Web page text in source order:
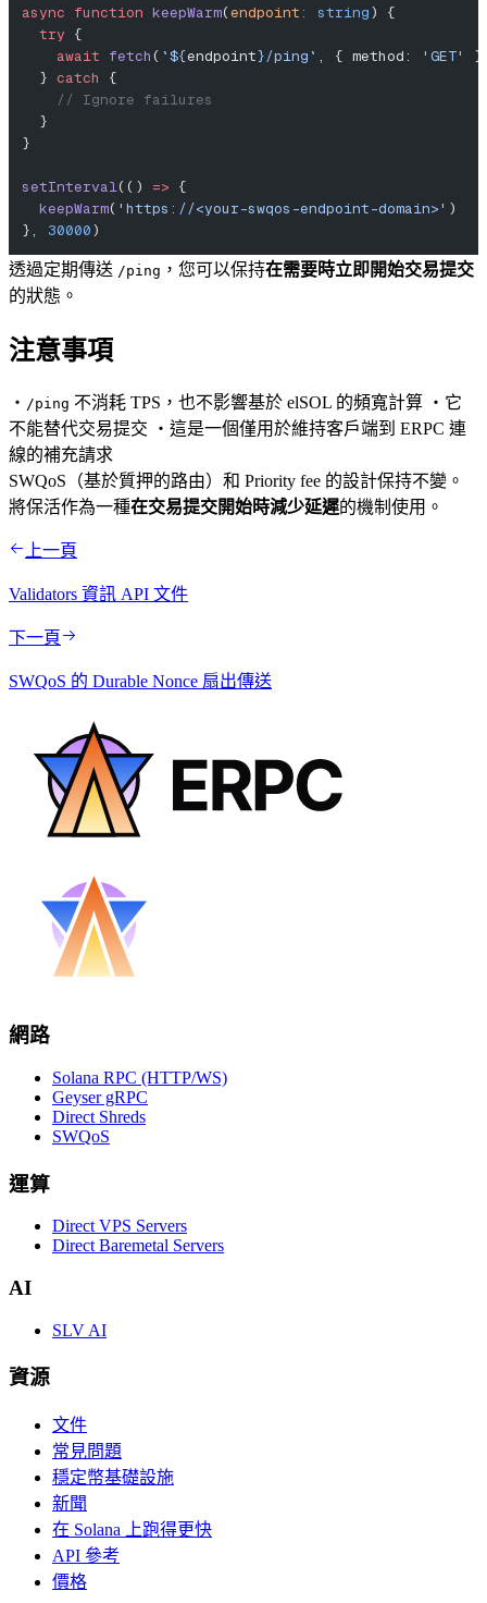
async function keepWarm(endpoint: string) {
  try
{
    await
fetch( `${endpoint}/ping` , { method: 'GET'
  }
catch
{
    // Ignore failures
  }
}
setInterval(() => {
  keepWarm
( 'https://<your-swqos-endpoint-domain>' )
}, 30000)
透過定期傳送 /ping ，您可以保持在需要時立即開始交易提交
的狀態。
注意事項
・ /ping 不消耗 TPS，也不影響基於 elSOL 的頻寬計算 ・它
不能替代交易提交 ・這是一個僅用於維持客戶端到 ERPC 連
線的補充請求
SWQoS（基於質押的路由）和 Priority fee 的設計保持不變。
將保活作為一種在交易提交開始時減少延遲的機制使用。
上一頁
Validators 資訊 API 文件
下一頁
SWQoS 的 Durable Nonce 扇出傳送
網路
Solana RPC (HTTP/WS)
Geyser gRPC
Direct Shreds
SWQoS
運算
Direct VPS Servers
Direct Baremetal Servers
AI
SLV AI
資源
文件
常見問題
穩定幣基礎設施
新聞
在 Solana 上跑得更快
API 參考
價格